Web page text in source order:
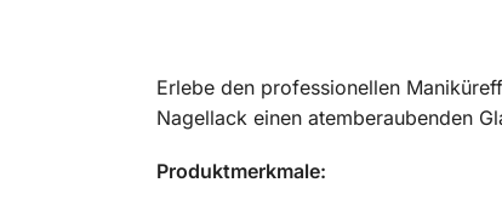
Erlebe den professionellen
Nagellack einen atemberaubenden
Produktmerkmale: